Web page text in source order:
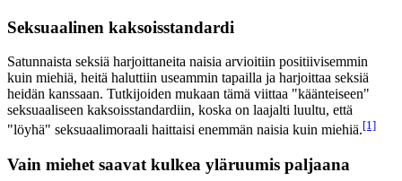
Seksuaalinen kaksoisstandardi
Satunnaista seksiä harjoittaneita naisia arvioitiin positiivisemmin
kuin miehiä, heitä haluttiin useammin tapailla ja harjoittaa seksiä
heidän kanssaan. Tutkijoiden mukaan tämä viittaa "käänteiseen"
seksuaaliseen kaksoisstandardiin, koska on laajalti luultu, että
"löyhä" seksuaalimoraali haittaisi enemmän naisia kuin miehiä.[1]
Vain miehet saavat kulkea yläruumis paljaana